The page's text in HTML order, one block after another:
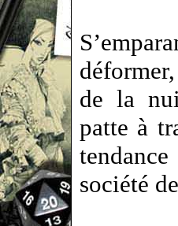
de la
patte à
société